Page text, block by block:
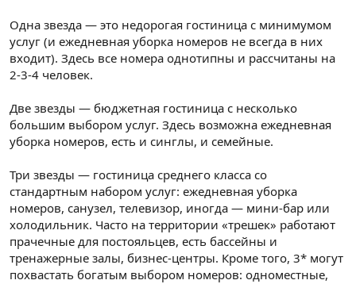
Одна звезда — это недорогая гостиница с минимумом
услуг (и ежедневная уборка номеров не всегда в них
входит). Здесь все номера однотипны и рассчитаны на
2-3-4 человек.
Две звезды — бюджетная гостиница с несколько
большим выбором услуг. Здесь возможна ежедневная
уборка номеров, есть и синглы, и семейные.
Три звезды — гостиница среднего класса со
стандартным набором услуг: ежедневная уборка
номеров, санузел, телевизор, иногда — мини-бар или
холодильник. Часто на территории «трешек» работают
прачечные для постояльцев, есть бассейны и
тренажерные залы, бизнес-центры. Кроме того, 3* могут
похвастать богатым выбором номеров: одноместные,